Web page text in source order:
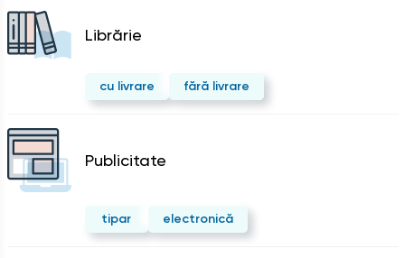
Librărie
cu livrare fără livrare
Publicitate
tipar electronică